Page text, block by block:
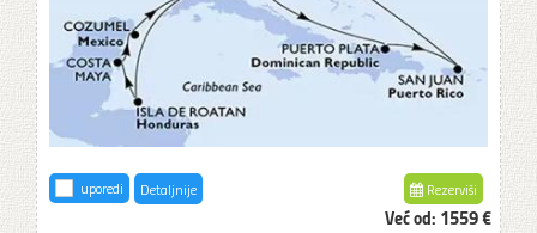
uporedi Detaljnije Rezerviši
Već od: 1559 €